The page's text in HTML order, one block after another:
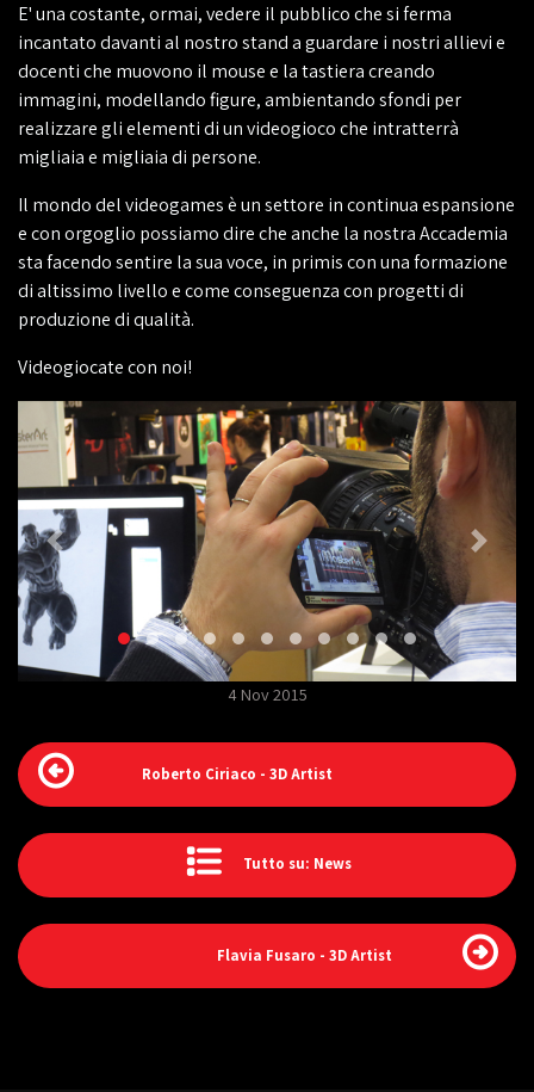
E' una costante, ormai, vedere il pubblico che si ferma
incantato davanti al nostro stand a guardare i nostri allievi e
docenti che muovono il mouse e la tastiera creando
immagini, modellando figure, ambientando sfondi per
realizzare gli elementi di un videogioco che intratterrà
migliaia e migliaia di persone.
Il mondo del videogames è un settore in continua espansione
e con orgoglio possiamo dire che anche la nostra Accademia
sta facendo sentire la sua voce, in primis con una formazione
di altissimo livello e come conseguenza con progetti di
produzione di qualità.
Videogiocate con noi!
4 Nov 2015
Roberto Ciriaco - 3D Artist
Tutto su: News
Flavia Fusaro - 3D Artist